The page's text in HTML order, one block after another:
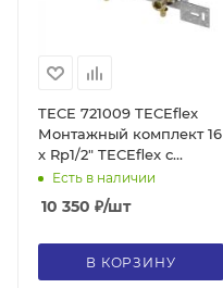
TECE 721009 TECEflex
Монтажный комплект 16
х Rp1/2" TECEflex с
настенными уголками
из стандартной латуни,
усиленной монтажной
звукоизолирующими
прокладками
Есть в наличии
10 350 ₽/шт
В КОРЗИНУ